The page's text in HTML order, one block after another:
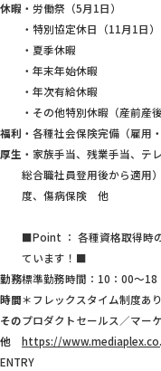
休暇 ・労働祭（5月1日）
・特別協定休日（11月1日）
・夏季休暇
・年末年始休暇
・年次有給休暇
・その他特別休暇（産前産
福利
厚生
・各種社会保険完備（雇用
・家族手当、残業手当、テ
総合職社員登用後から適用
度、傷病保険 他
■Point ： 各種資格取得時
ています！■
勤務
時間
標準勤務時間：10：00～18
＊フレックスタイム制度あり
その
他
プロダクトセールス／マー
https://
ENTRY